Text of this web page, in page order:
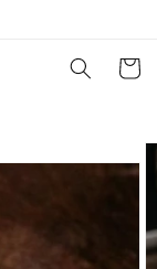
Carrello